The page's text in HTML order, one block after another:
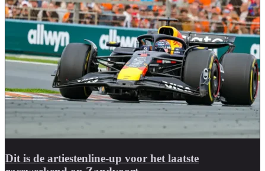
Dit is de artiestenline-up voor het laatste